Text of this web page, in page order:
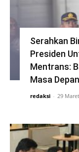
Serahkan
Presiden
Mentrans:
Masa
redaksi - 29